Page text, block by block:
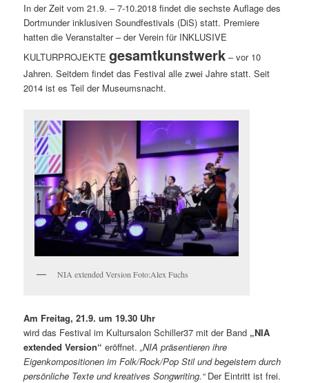
In der Zeit vom 21.9. – 7-10.2018 findet die sechste Auflage des
Dortmunder inklusiven Soundfestivals (DiS) statt. Premiere
hatten die Veranstalter – der Verein für INKLUSIVE
KULTURPROJEKTEgesamtkunstwerk – vor 10
Jahren. Seitdem findet das Festival alle zwei Jahre statt. Seit
2014 ist es Teil der Museumsnacht.
NIA extended Version Foto:Alex Fuchs
Am Freitag, 21.9. um 19.30 Uhr
wird das Festival im Kultursalon Schiller37 mit der Band „NIA
extended Version“ eröffnet.„NIA präsentieren ihre
Eigenkompositionen im Folk/Rock/Pop Stil und begeistern durch
persönliche Texte und kreatives Songwriting.“Der Eintritt ist frei.